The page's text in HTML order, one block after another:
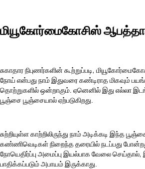
மியூகோர்மைகோசிஸ்
சுகாதார நிபுணர்களின் கூற்றுப்படி,
நோய் என்பது நாம் இதுவரை கண்டிராத மிகவும்
தொற்றுகளில் ஒன்றாகும். ஏனெனில் இது எல்லா
பூஞ்சை பூஞ்சையால் ஏற்படுகிறது.
சுற்றியுள்ள காற்றிலிருந்து நாம் அடிக்கடி இந்த
கண்ணிவெடிகள் நிறைந்த தரையில் நடப்பது
நோயெதிர்ப்பு அமைப்பு இயல்பாக வேலை
பாதிக்கப்படும் அபாயம் இருக்காது.